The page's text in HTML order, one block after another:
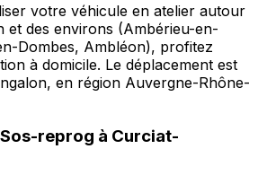
votre véhicule en atelier autour
et des environs (Ambérieu-en-
Dombes, Ambléon), profitez
à domicile. Le déplacement est
en région Auvergne-Rhône-
Sos-reprog à Curciat-